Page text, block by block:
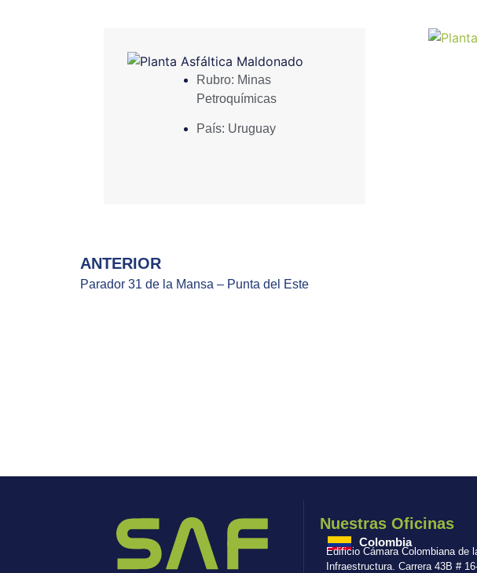
Rubro: Minas
Petroquímicas
País: Uruguay
ANTERIOR
Parador 31 de la Mansa – Punta del Este
Nuestras Oficinas
Colombia
Edificio Cámara Colombiana de
Infraestructura. Carrera 43B #